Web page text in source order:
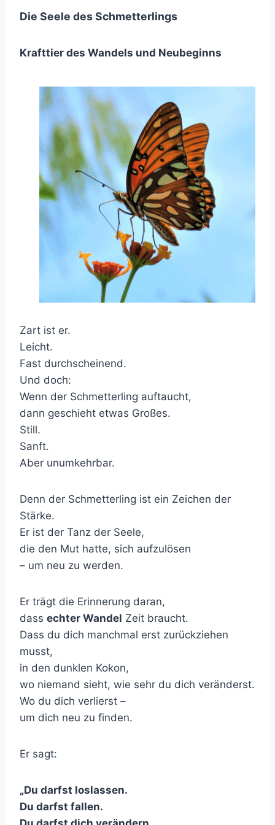
Die Seele des Schmetterlings
Krafttier des Wandels und Neubeginns
Zart ist er.
Leicht.
Fast durchscheinend.
Und doch:
Wenn der Schmetterling auftaucht,
dann geschieht etwas Großes.
Still.
Sanft.
Aber unumkehrbar.
Denn der Schmetterling ist ein Zeichen der
Stärke.
Er ist der Tanz der Seele,
die den Mut hatte, sich aufzulösen
– um neu zu werden.
Er trägt die Erinnerung daran,
dass echter Wandel Zeit braucht.
Dass du dich manchmal erst zurückziehen
musst,
in den dunklen Kokon,
wo niemand sieht, wie sehr du dich veränderst.
Wo du dich verlierst –
um dich neu zu finden.
Er sagt:
„Du darfst loslassen.
Du darfst fallen.